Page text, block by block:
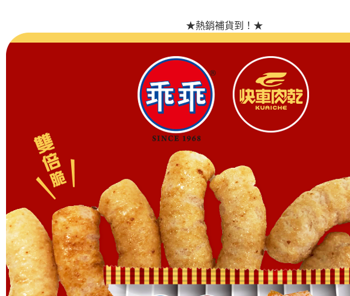
４．使用「AFTEE先享後付」時，
即時審查核予不同之上限額度；若
結果請求用戶進行身份認證。
５．嚴禁一人註冊多個帳號或使用
形，恩沛科技股份有限公司將有權
動。
每筆NT$200，滿NT$3,000(含
每筆NT$350，滿NT$4,000(含
國際配送【單包選購】【包郵組
新加坡 / 馬來西亞 - Goodmaji
多5KG
★熱銷補貨到！★